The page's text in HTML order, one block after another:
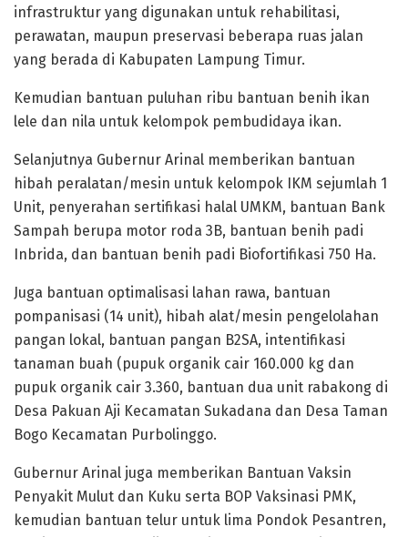
infrastruktur yang digunakan untuk rehabilitasi,
perawatan, maupun preservasi beberapa ruas jalan
yang berada di Kabupaten Lampung Timur.
Kemudian bantuan puluhan ribu bantuan benih ikan
lele dan nila untuk kelompok pembudidaya ikan.
Selanjutnya Gubernur Arinal memberikan bantuan
hibah peralatan/mesin untuk kelompok IKM sejumlah 1
Unit, penyerahan sertifikasi halal UMKM, bantuan Bank
Sampah berupa motor roda 3B, bantuan benih padi
Inbrida, dan bantuan benih padi Biofortifikasi 750 Ha.
Juga bantuan optimalisasi lahan rawa⁠, bantuan
pompanisasi (14 unit), hibah alat/mesin pengelolahan
pangan lokal, bantuan pangan B2SA, intentifikasi
tanaman buah (pupuk organik cair 160.000 kg dan
pupuk organik cair 3.360, bantuan dua unit rabakong di
Desa Pakuan Aji Kecamatan Sukadana dan Desa Taman
Bogo Kecamatan Purbolinggo.
Gubernur Arinal juga memberikan Bantuan Vaksin
Penyakit Mulut dan Kuku serta BOP Vaksinasi PMK,
kemudian bantuan telur untuk lima Pondok Pesantren,